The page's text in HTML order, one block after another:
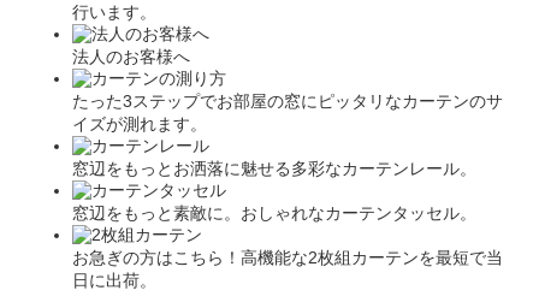
行います。
法人のお客様へ
たった3ステップでお部屋の窓にピッタリなカーテンのサ
イズが測れます。
窓辺をもっとお洒落に魅せる多彩なカーテンレール。
窓辺をもっと素敵に。おしゃれなカーテンタッセル。
お急ぎの方はこちら！高機能な2枚組カーテンを最短で当
日に出荷。